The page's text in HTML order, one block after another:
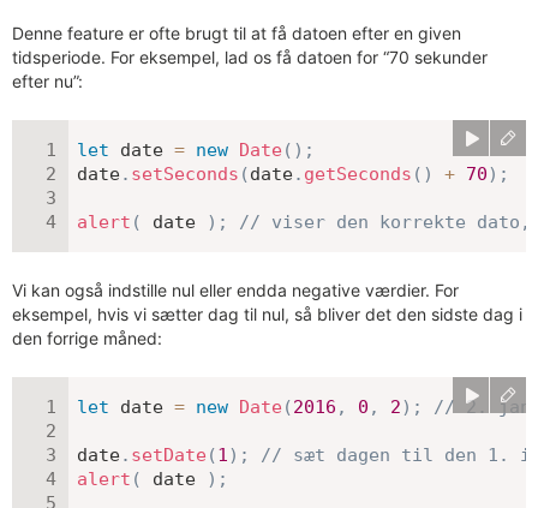
Denne feature er ofte brugt til at få datoen efter en given
tidsperiode. For eksempel, lad os få datoen for “70 sekunder
efter nu”:
let date = new Date ( ) ;
date. setSeconds (date. getSeconds ( ) + 70) ;
alert ( date ) ; // viser den korrekte dato,
Vi kan også indstille nul eller endda negative værdier. For
eksempel, hvis vi sætter dag til nul, så bliver det den sidste dag i
den forrige måned:
let date = new Date (2016 , 0 , 2) ; // 2.
date. setDate (1) ;
// sæt dagen til den 1. i
alert ( date ) ;